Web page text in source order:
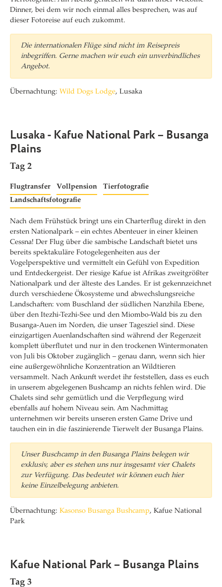
Dinner, bei dem wir noch einmal alles besprechen, was auf
dieser Fotoreise auf euch zukommt.
Die internationalen Flüge sind nicht im Reisepreis
inbegriffen. Gerne machen wir euch ein unverbindliches
Angebot.
Übernachtung: Wild Dogs Lodge, Lusaka
Lusaka - Kafue National Park – Busanga
Plains
Tag 2
Flugtransfer Vollpension
Tierfotografie
Landschaftsfotografie
Nach dem Frühstück bringt uns ein Charterflug direkt in den
ersten Nationalpark – ein echtes Abenteuer in einer kleinen
Cessna! Der Flug über die sambische Landschaft bietet uns
bereits spektakuläre Fotogelegenheiten aus der
Vogelperspektive und vermittelt ein Gefühl von Expedition
und Entdeckergeist. Der riesige Kafue ist Afrikas zweitgrößter
Nationalpark und der älteste des Landes. Er ist gekennzeichnet
durch verschiedene Ökosysteme und abwechslungsreiche
Landschaften: vom Buschland der südlichen Nanzhila Ebene,
über den Itezhi-Tezhi-See und den Miombo-Wald bis zu den
Busanga-Auen im Norden, die unser Tagesziel sind. Diese
einzigartigen Auenlandschaften sind während der Regenzeit
komplett überflutet und nur in den trockenen Wintermonaten
von Juli bis Oktober zugänglich – genau dann, wenn sich hier
eine außergewöhnliche Konzentration an Wildtieren
versammelt. Nach Ankunft werdet ihr feststellen, dass es euch
in unserem abgelegenen Bushcamp an nichts fehlen wird. Die
Chalets sind sehr gemütlich und die Verpflegung wird
ebenfalls auf hohem Niveau sein. Am Nachmittag
unternehmen wir bereits unseren ersten Game Drive und
tauchen ein in die faszinierende Tierwelt der Busanga Plains.
Unser Buschcamp in den Busanga Plains belegen wir
exklusiv, aber es stehen uns nur insgesamt vier Chalets
zur Verfügung. Das bedeutet wir können euch hier
keine Einzelbelegung anbieten.
Übernachtung: Kasonso Busanga Bushcamp, Kafue National
Park
Kafue National Park – Busanga Plains
Tag 3